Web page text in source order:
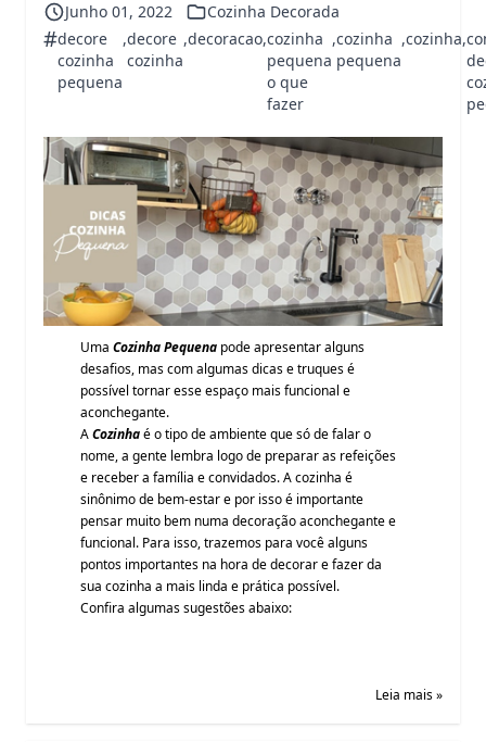
Junho 01, 2022 Cozinha Decorada
#decore
cozinha
pequena
,decore
cozinha
,decoracao,cozinha
pequena
o que
fazer
,cozinha
pequena
,cozinha,
Uma Cozinha Pequena pode apresentar alguns
desafios, mas com algumas dicas e truques é
possível tornar esse espaço mais funcional e
aconchegante.
ACozinhaé o tipo de ambiente que só de falar o
nome, a gente lembra logo de preparar as refeições
e receber a família e convidados. A cozinha é
sinônimo de bem-estar e por isso é importante
pensar muito bem numa decoração aconchegante e
funcional. Para isso, trazemos para você alguns
pontos importantes na hora de decorar e fazer da
sua cozinha a mais linda e prática possível.
Confira algumas sugestões abaixo:
Leia mais »